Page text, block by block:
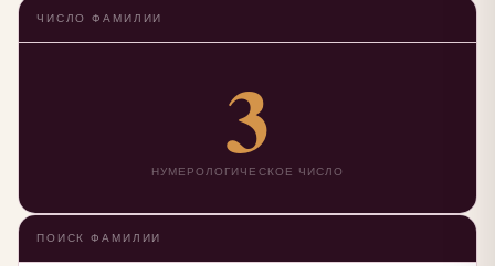
ЧИСЛО ФАМИЛИИ
3
НУМЕРОЛОГИЧЕСКОЕ ЧИСЛО
ПОИСК ФАМИЛИИ